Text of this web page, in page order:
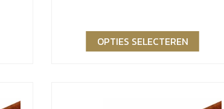
OPTIES SELECTEREN